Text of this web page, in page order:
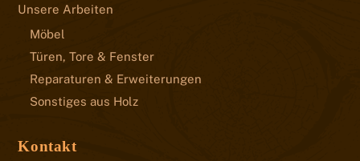
Unsere Arbeiten
Möbel
Türen, Tore & Fenster
Reparaturen & Erweiterungen
Sonstiges aus Holz
Kontakt